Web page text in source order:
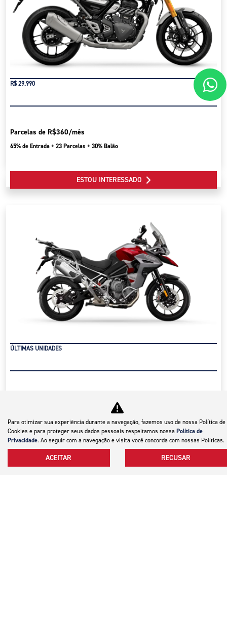
R$ 29.990
Parcelas de R$360/mês
65% de Entrada + 23 Parcelas + 30% Balão
ESTOU INTERESSADO
ÚLTIMAS UNIDADES
ESTOU INTERESSADO
Para otimizar sua experiência durante a navegação, fazemos uso de nossa Política de
Cookies e para proteger seus dados pessoais respeitamos nossa Política de
Privacidade. Ao seguir com a navegação e visita você concorda com nossas Políticas.
ACEITAR RECUSAR